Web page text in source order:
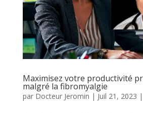
Maximisez votre productivité
malgré la fibromyalgie
par Docteur Jeromin | Juil 21, 2023 |